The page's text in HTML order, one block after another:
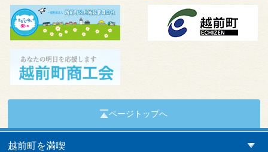
ページトップへ
越前町を満喫